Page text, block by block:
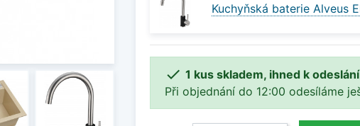
Kuchyňská baterie Alveus
 1 kus skladem, ihned k
Při objednání do 12:00 odesíláme